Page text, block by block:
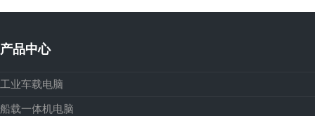
章:
产品中心
工业车载电脑
船载一体机电脑